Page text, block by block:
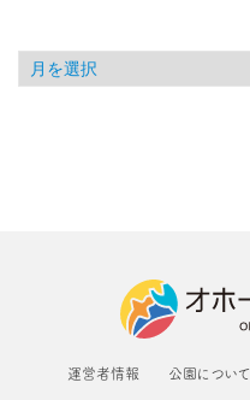
運営者情報 公園について